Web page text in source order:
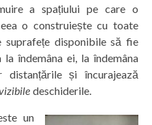
a spațiului pe care o
o construiește cu toate
disponibile să fie
îndemâna ei, la îndemâna
și încurajează
deschiderile.
un